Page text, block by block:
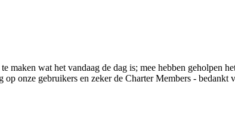
maken wat het vandaag de dag is; mee hebben geholpen
onze gebruikers en zeker de Charter Members - bedankt